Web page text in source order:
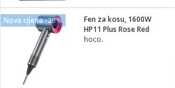
...
grlaIP
brave
Nova cijena -20%
Fen za kosu, 1600W
HP11 Plus Rose Red
hoco.